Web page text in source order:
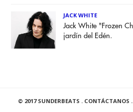
JACK WHITE
Jack White "Frozen
jardín del Edén.
© 2017 SUNDERBEATS . CONTÁCTANOS .